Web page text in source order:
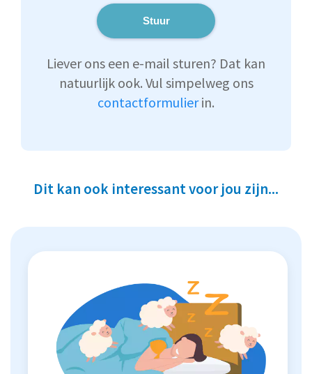
Stuur
Liever ons een e-mail sturen? Dat kan
natuurlijk ook. Vul simpelweg ons
contactformulierin.
Dit kan ook interessant voor jou zijn...